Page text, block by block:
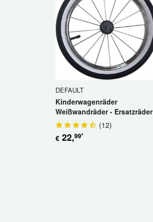
DEFAULT
Kinderwagenräder
Weißwandräder - Ersatzräder
14 Zoll Retro (12)
€ 22,99*